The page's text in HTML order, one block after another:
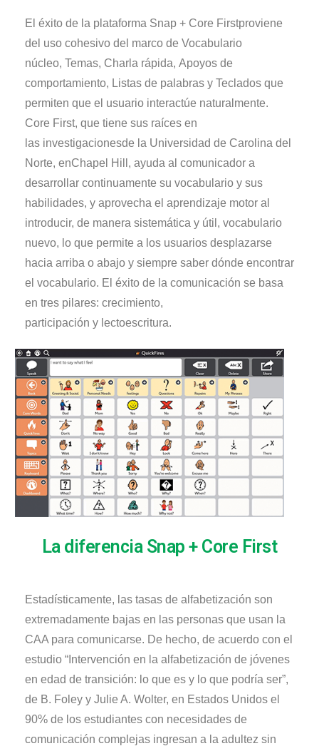
El éxito de la plataforma Snap + Core Firstproviene
del uso cohesivo del marco de Vocabulario
núcleo, Temas, Charla rápida, Apoyos de
comportamiento, Listas de palabras y Teclados que
permiten que el usuario interactúe naturalmente.
Core First, que tiene sus raíces en
las investigacionesde la Universidad de Carolina del
Norte, enChapel Hill , ayuda al comunicador a
desarrollar continuamente su vocabulario y sus
habilidades, y aprovecha el aprendizaje motor al
introducir, de manera sistemática y útil, vocabulario
nuevo, lo que permite a los usuarios desplazarse
hacia arriba o abajo y siempre saber dónde encontrar
el vocabulario. El éxito de la comunicación se basa
en tres pilares: crecimiento,
participación y lectoescritura.
La diferencia Snap + Core First
Estadísticamente, las tasas de alfabetización son
extremadamente bajas en las personas que usan la
CAA para comunicarse. De hecho, de acuerdo con el
estudio “Intervención en la alfabetización de jóvenes
en edad de transición: lo que es y lo que podría ser”,
de B. Foley y Julie A. Wolter, en Estados Unidos el
90% de los estudiantes con necesidades de
comunicación complejas ingresan a la adultez sin